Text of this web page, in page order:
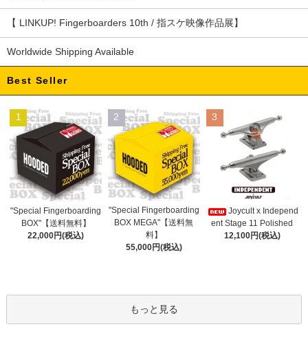
【 LINKUP! Fingerboarders 10th / 指スケ映像作品展】
Worldwide Shipping Available
Best Seller
1
"Special Fingerboarding
BOX"【送料無料】
22,000円(税込)
2
"Special Fingerboarding
BOX MEGA"【送料無
料】
55,000円(税込)
3
Joycult x Independ
ent Stage 11 Polished
12,100円(税込)
もっと見る